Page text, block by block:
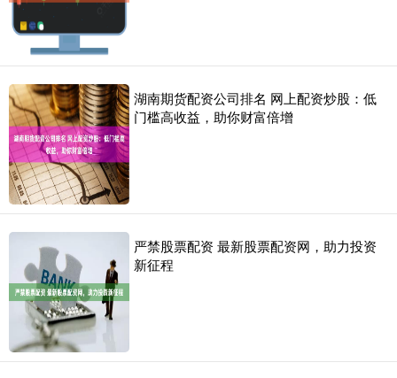
湖南期货配资公司排名 网上配资炒股：低
门槛高收益，助你财富倍增
严禁股票配资 最新股票配资网，助力投资
新征程